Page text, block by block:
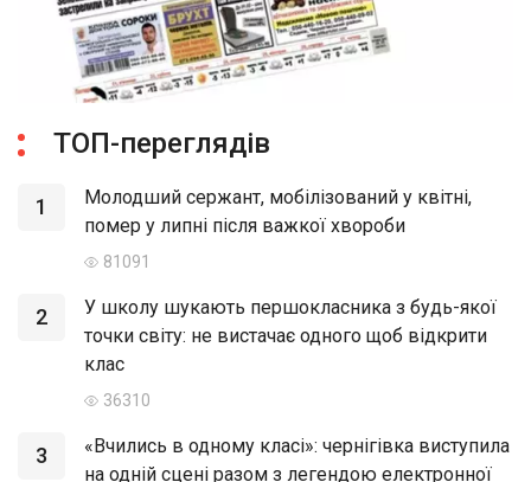
ТОП-переглядів
1
Молодший сержант, мобілізований у квітні,
помер у липні після важкої хвороби
81091
2
У школу шукають першокласника з будь-якої
точки світу: не вистачає одного щоб відкрити
клас
36310
3
«Вчились в одному класі»: чернігівка виступила
на одній сцені разом з легендою електронної